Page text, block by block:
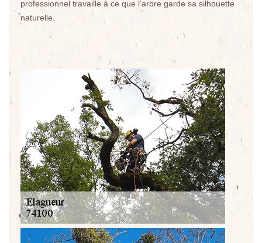
professionnel travaille à ce que l’arbre garde sa silhouette
naturelle.